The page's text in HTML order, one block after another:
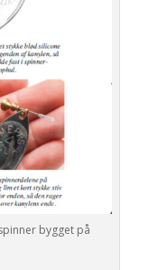
bygget på